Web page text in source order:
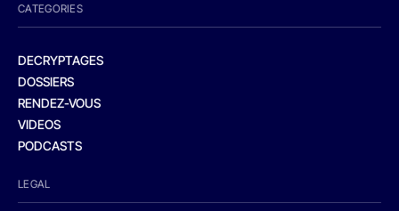
CATEGORIES
DECRYPTAGES
DOSSIERS
RENDEZ-VOUS
VIDEOS
PODCASTS
LEGAL